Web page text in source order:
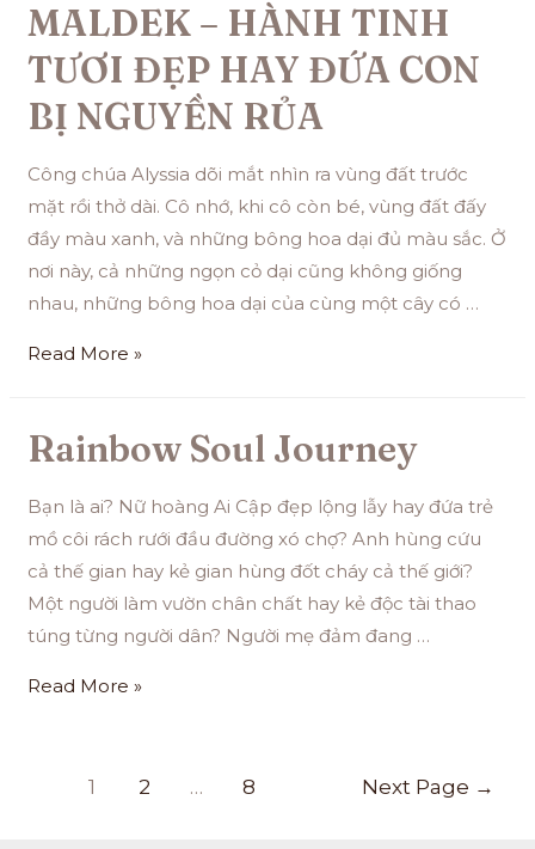
MALDEK – HÀNH TINH
TƯƠI ĐẸP HAY ĐỨA CON
BỊ NGUYỀN RỦA
Công chúa Alyssia dõi mắt nhìn ra vùng đất trước
mặt rồi thở dài. Cô nhớ, khi cô còn bé, vùng đất đấy
đầy màu xanh, và những bông hoa dại đủ màu sắc. Ở
nơi này, cả những ngọn cỏ dại cũng không giống
nhau, những bông hoa dại của cùng một cây có …
Read More »
Rainbow Soul Journey
Bạn là ai? Nữ hoàng Ai Cập đẹp lộng lẫy hay đứa trẻ
mồ côi rách rưới đầu đường xó chợ? Anh hùng cứu
cả thế gian hay kẻ gian hùng đốt cháy cả thế giới?
Một người làm vườn chân chất hay kẻ độc tài thao
túng từng người dân? Người mẹ đảm đang …
Read More »
1 2 … 8 Next Page →